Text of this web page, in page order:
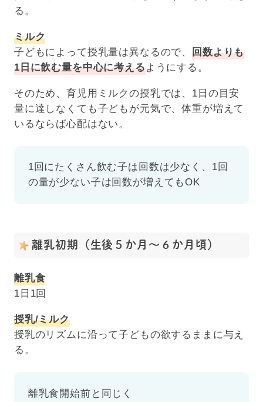
る。
ミルク
子どもによって授乳量は異なるので、回数よりも
1日に飲む量を中心に考えるようにする。
そのため、育児用ミルクの授乳では、1日の目安
量に達しなくても子どもが元気で、体重が増えて
いるならば心配はない。
1回にたくさん飲む子は回数は少なく、1回
の量が少ない子は回数が増えてもOK
離乳初期（生後５か月～６か月頃）
離乳食
1日1回
授乳/ミルク
授乳のリズムに沿って子どもの欲するままに与え
る。
離乳食開始前と同じく